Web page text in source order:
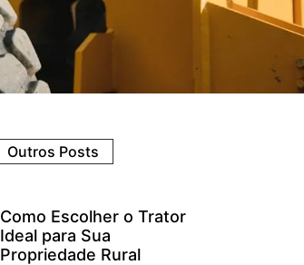
Outros Posts
Como Escolher o Trator
Ideal para Sua
Propriedade Rural